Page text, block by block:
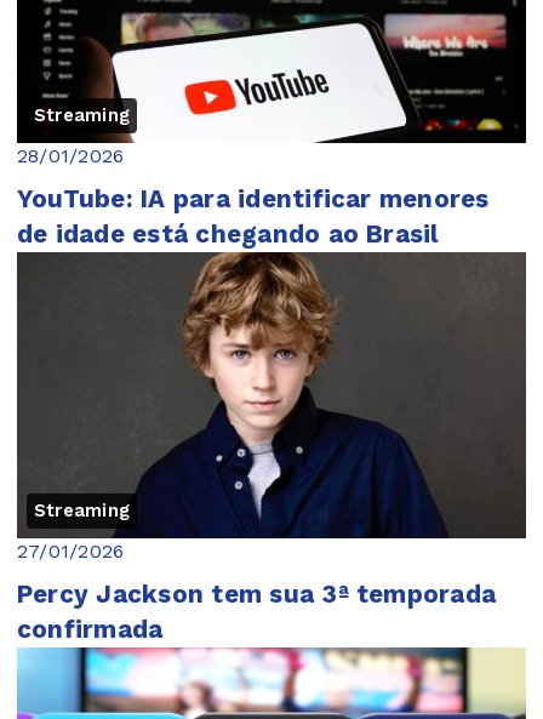
Streaming
28/01/2026
YouTube: IA para identificar menores
de idade está chegando ao Brasil
Streaming
27/01/2026
Percy Jackson tem sua 3ª temporada
confirmada